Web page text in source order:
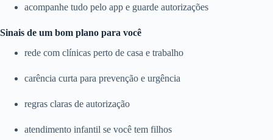
acompanhe tudo pelo app e guarde autorizações
Sinais de um bom plano para você
rede com clínicas perto de casa e trabalho
carência curta para prevenção e urgência
regras claras de autorização
atendimento infantil se você tem filhos